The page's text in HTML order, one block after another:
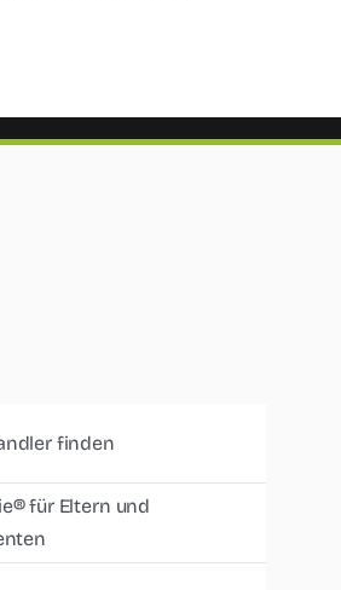
finden
für Eltern und